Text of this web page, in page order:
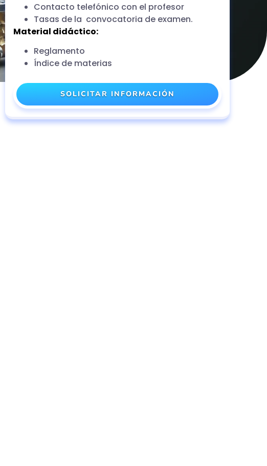
Contacto telefónico con el profesor
Tasas de la convocatoria de examen.
Material didáctico:
Reglamento
Índice de materias
SOLICITAR INFORMACIÓN